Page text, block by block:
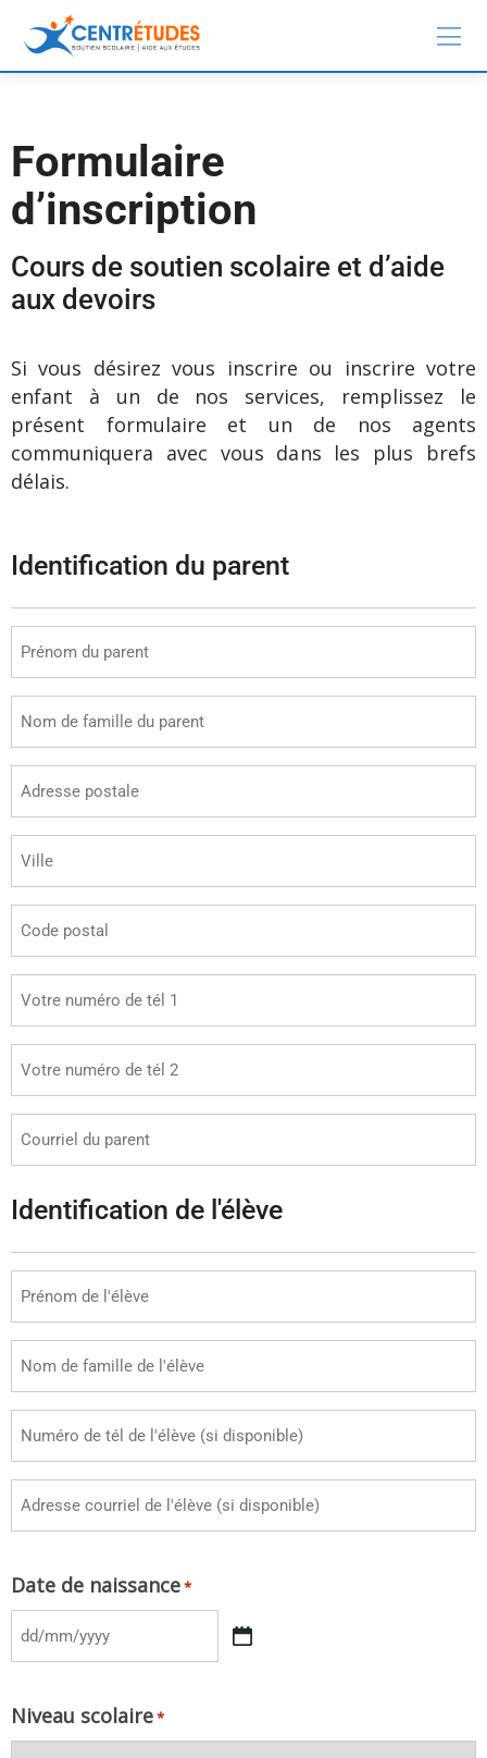
Formulaire
d’inscription
Cours de soutien scolaire et d’aide
aux devoirs
Si vous désirez vous inscrire ou inscrire votre
enfant à un de nos services, remplissez le
présent formulaire et un de nos agents
communiquera avec vous dans les plus brefs
délais.
Identification du parent
Identification de l'élève
Date de naissance*
Niveau scolaire*